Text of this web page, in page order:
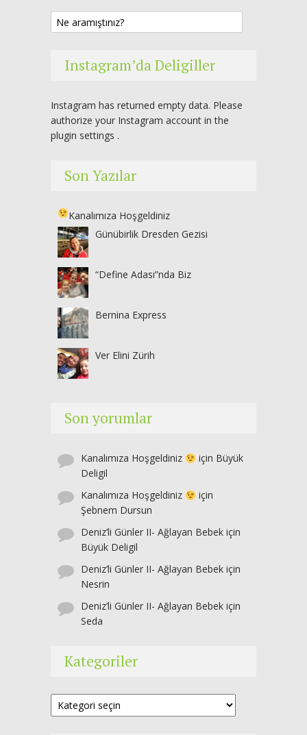
Instagram’da Deligiller
Instagram has returned empty data. Please
authorize your Instagram account in the
plugin settings .
Son Yazılar
Kanalımıza Hoşgeldiniz
Günübirlik Dresden Gezisi
“Define Adası”nda Biz
Bernina Express
Ver Elini Zürih
Son yorumlar
Kanalımıza Hoşgeldiniz için Büyük
Deligil
Kanalımıza Hoşgeldiniz
için
Şebnem Dursun
Deniz’li Günler II- Ağlayan Bebek için
Büyük Deligil
Deniz’li Günler II- Ağlayan Bebek için
Nesrin
Deniz’li Günler II- Ağlayan Bebek için
Seda
Kategoriler
Kategoriler